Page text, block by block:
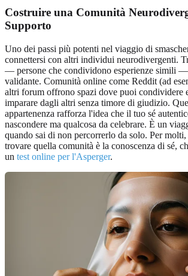
Costruire una Comunità
Supporto
Uno dei passi più potenti nel viaggio di
connettersi con altri individui neurodivergenti.
— persone che condividono esperienze simili
validante. Comunità online come Reddit (ad
altri forum offrono spazi dove puoi condividere
imparare dagli altri senza timore di giudizio.
appartenenza rafforza l'idea che il tuo sé
nascondere ma qualcosa da celebrare. È un
quando sai di non percorrerlo da solo. Per
trovare quella comunità è la conoscenza di sé,
un test online per l'Asperger.